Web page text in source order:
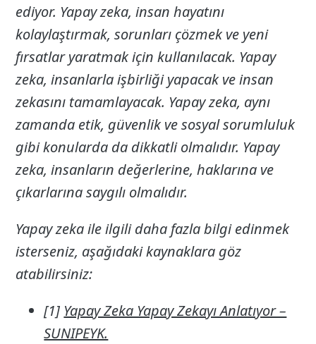
ediyor. Yapay zeka, insan hayatını
kolaylaştırmak, sorunları çözmek ve yeni
fırsatlar yaratmak için kullanılacak. Yapay
zeka, insanlarla işbirliği yapacak ve insan
zekasını tamamlayacak. Yapay zeka, aynı
zamanda etik, güvenlik ve sosyal sorumluluk
gibi konularda da dikkatli olmalıdır. Yapay
zeka, insanların değerlerine, haklarına ve
çıkarlarına saygılı olmalıdır.
Yapay zeka ile ilgili daha fazla bilgi edinmek
isterseniz, aşağıdaki kaynaklara göz
atabilirsiniz:
[1] Yapay Zeka Yapay Zekayı Anlatıyor –
SUNIPEYK.